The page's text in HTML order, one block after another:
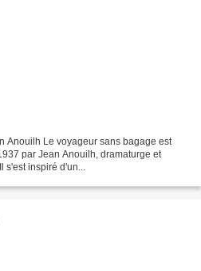
Anouilh Le voyageur sans bagage est
par Jean Anouilh, dramaturge et
s'est inspiré d'un...